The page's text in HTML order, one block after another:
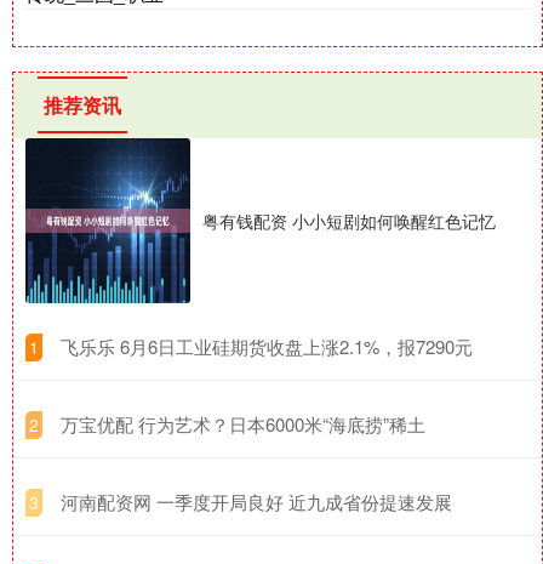
推荐资讯
粤有钱配资 小小短剧如何唤醒红色记忆
1 ​飞乐乐 6月6日工业硅期货收盘上涨2.1%，报7290元
2 ​万宝优配 行为艺术？日本6000米“海底捞”稀土
3 ​河南配资网 一季度开局良好 近九成省份提速发展